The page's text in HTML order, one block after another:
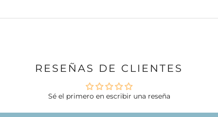
RESEÑAS DE CLIENTES
Sé el primero en escribir una reseña